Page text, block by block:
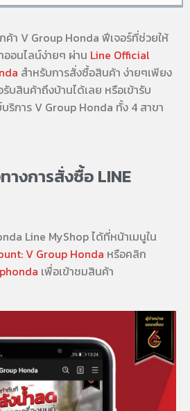
ค้า V Group Honda ฟีเจอร์ที่ช่วยให้
ออนไลน์ง่ายๆ ผ่าน Line Official
สำหรับการสั่งซื้อสินค้า ง่ายๆเพียง
บสินค้าถึงบ้านได้เลย หรือเข้ารับ
การ V Group Honda ทั้ง 4 สาขา
งการสั่งซื้อ LINE
Line MyShop ได้ที่หน้าเมนูใน
V Group Honda หรือคลิก
เพื่อเข้าชมสินค้า